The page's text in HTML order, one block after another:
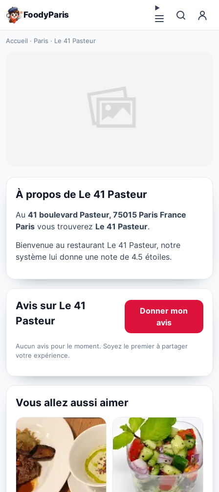
FoodyParis
Accueil · Paris · Le 41 Pasteur
Le 41 Pasteur à Paris
À propos de Le 41 Pasteur
Au 41 boulevard Pasteur, 75015 Paris France
Paris vous trouverez Le 41 Pasteur.
Bienvenue au restaurant Le 41 Pasteur, notre
système lui donne une note de 4.5 étoiles.
Avis sur Le 41
Pasteur
Donner mon
avis
Aucun avis pour le moment. Soyez le premier à partager
votre expérience.
Vous allez aussi aimer